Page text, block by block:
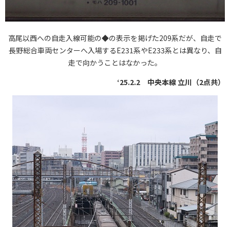
高尾以西への自走入線可能の◆の表示を掲げた209系だが、自走で
長野総合車両センターへ入場するE231系やE233系とは異なり、自
走で向かうことはなかった。
‘25.2.2 中央本線 立川（2点共）